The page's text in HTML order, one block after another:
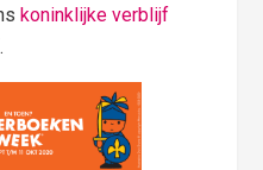
koninklijke verblijf